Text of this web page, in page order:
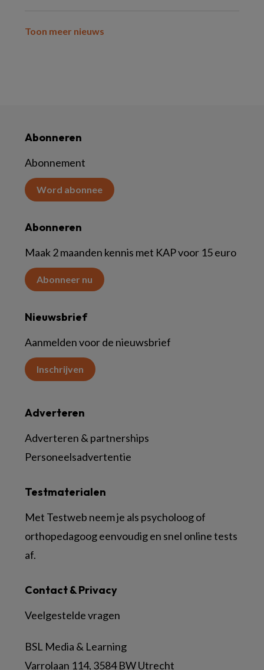
Toon meer nieuws
Abonneren
Abonnement
Word abonnee
Abonneren
Maak 2 maanden kennis met KAP voor 15 euro
Abonneer nu
Nieuwsbrief
Aanmelden voor de nieuwsbrief
Inschrijven
Contact & Privacy
Veelgestelde vragen
BSL Media & Learning
Varrolaan 114, 3584 BW Utrecht
Testmaterialen
Met Testweb neem je als psycholoog of
orthopedagoog eenvoudig en snel online tests
af.
Adverteren
Adverteren & partnerships
Personeelsadvertentie